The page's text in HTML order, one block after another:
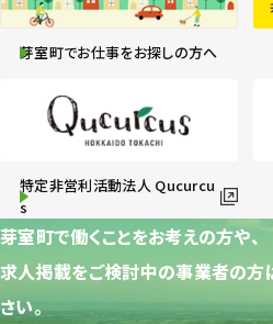
芽室町でお仕事をお探しの方へ
特定非営利活動法人 Qucurcu
s
芽室町で働くことをお考えの方や、
求人掲載をご検討中の事業者の方
さい。